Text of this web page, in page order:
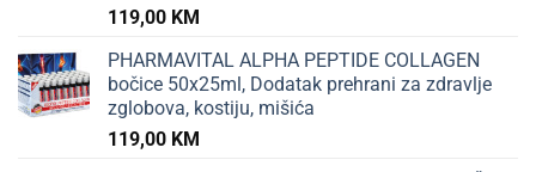
119,00 KM
PHARMAVITAL ALPHA PEPTIDE COLLAGEN
bočice 50x25ml, Dodatak prehrani za zdravlje
zglobova, kostiju, mišića
119,00 KM